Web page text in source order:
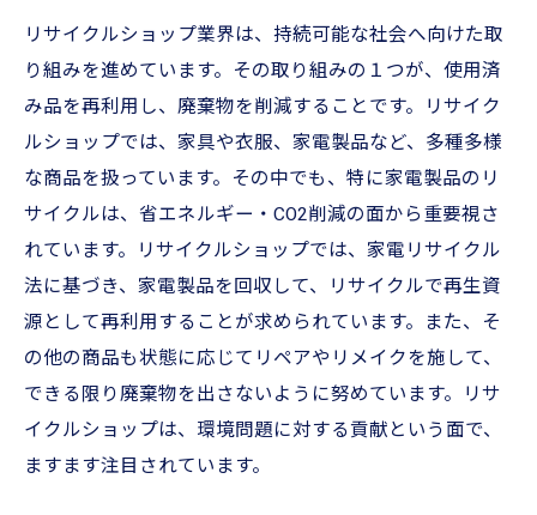
リサイクルショップ業界は、持続可能な社会へ向けた取
り組みを進めています。その取り組みの１つが、使用済
み品を再利用し、廃棄物を削減することです。リサイク
ルショップでは、家具や衣服、家電製品など、多種多様
な商品を扱っています。その中でも、特に家電製品のリ
サイクルは、省エネルギー・CO2削減の面から重要視さ
れています。リサイクルショップでは、家電リサイクル
法に基づき、家電製品を回収して、リサイクルで再生資
源として再利用することが求められています。また、そ
の他の商品も状態に応じてリペアやリメイクを施して、
できる限り廃棄物を出さないように努めています。リサ
イクルショップは、環境問題に対する貢献という面で、
ますます注目されています。